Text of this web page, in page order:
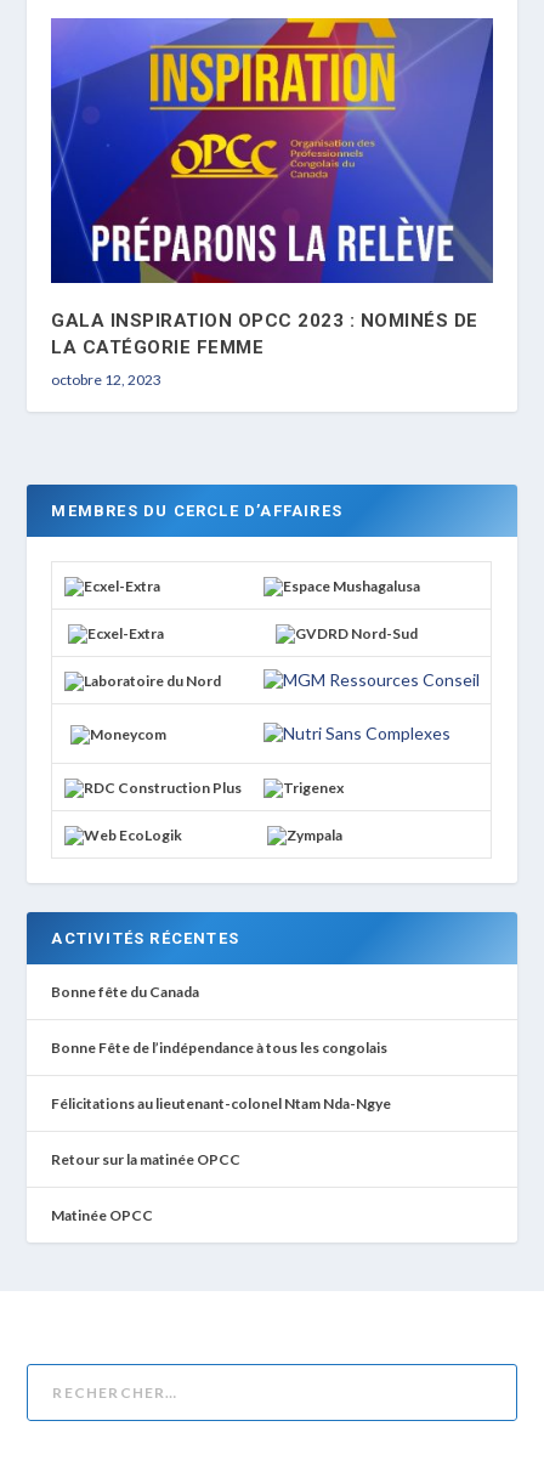
GALA INSPIRATION OPCC 2023 : NOMINÉS DE
LA CATÉGORIE FEMME
octobre 12, 2023
MEMBRES DU CERCLE D’AFFAIRES
ACTIVITÉS RÉCENTES
Bonne fête du Canada
Bonne Fête de l’indépendance à tous les congolais
Félicitations au lieutenant-colonel Ntam Nda-Ngye
Retour sur la matinée OPCC
Matinée OPCC